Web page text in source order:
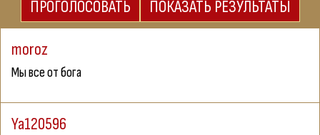
moroz
Мы все от бога
Ya120596